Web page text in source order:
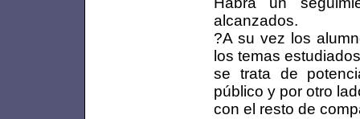
alcanzados.
?A su vez los
los temas
se trata de
público y por otro
con el resto de